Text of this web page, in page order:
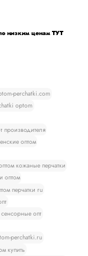
низким ценам ТУТ
perchatki.com
optom
производителя
оптом
кожаные перчатки
оптом
перчатки ru
сенсорные опт
perchatki.ru
купить